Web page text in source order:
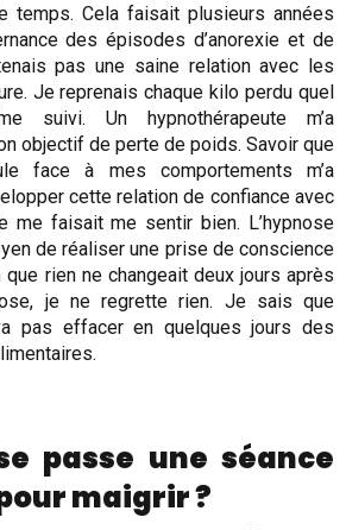
temps. Cela faisait plusieurs années
des épisodes d’anorexie et de
pas une saine relation avec les
Je reprenais chaque kilo perdu quel
suivi. Un hypnothérapeute m’a
objectif de perte de poids. Savoir que
face à mes comportements m’a
cette relation de confiance avec
me faisait me sentir bien. L’hypnose
de réaliser une prise de conscience
rien ne changeait deux jours après
je ne regrette rien. Je sais que
pas effacer en quelques jours des
passe une séance
maigrir ?